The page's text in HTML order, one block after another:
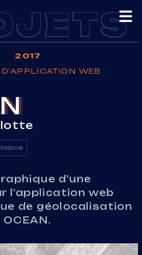
WEB
2017
d'une
l'application web
de géolocalisation